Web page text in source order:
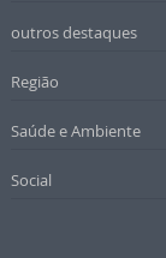
outros destaques
Região
Saúde e Ambiente
Social